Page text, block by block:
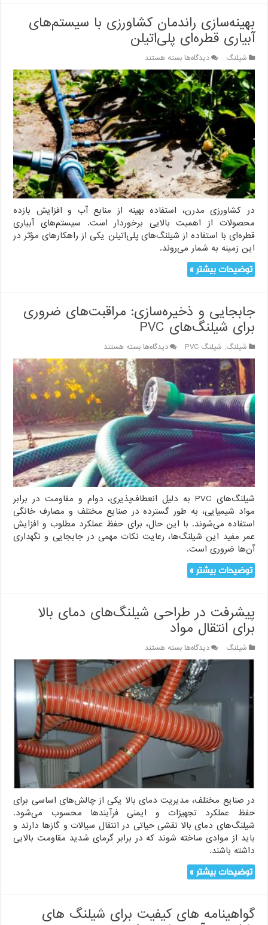
بهینه‌سازی راندمان کشاورزی با سیستم‌های
آبیاری قطره‌ای پلی‌اتیلن
شیلنگ دیدگاه‌هابرای
بهینه‌سازی
راندمان
کشاورزی
با
سیستم‌های
آبیاری
قطره‌ای
پلی‌اتیلن
بسته هستند
در کشاورزی مدرن، استفاده بهینه از منابع آب و افزایش بازده
محصولات از اهمیت بالایی برخوردار است. سیستم‌های آبیاری
قطره‌ای با استفاده از شیلنگ‌های پلی‌اتیلن یکی از راهکارهای مؤثر در
این زمینه به شمار می‌روند.
توضیحات بیشتر »
جابجایی و ذخیره‌سازی: مراقبت‌های ضروری
برای شیلنگ‌های PVC
شیلنگ, شیلنگ PVC دیدگاه‌هابرای
جابجایی
و
ذخیره‌سازی:
مراقبت‌های
ضروری
برای
شیلنگ‌های
PVC
بسته هستند
شیلنگ‌های PVC به دلیل انعطاف‌پذیری، دوام و مقاومت در برابر
مواد شیمیایی، به طور گسترده در صنایع مختلف و مصارف خانگی
استفاده می‌شوند. با این حال، برای حفظ عملکرد مطلوب و افزایش
عمر مفید این شیلنگ‌ها، رعایت نکات مهمی در جابجایی و نگهداری
آن‌ها ضروری است.
توضیحات بیشتر »
پیشرفت در طراحی شیلنگ‌های دمای بالا
برای انتقال مواد
شیلنگ دیدگاه‌هابرای
پیشرفت
در
طراحی
شیلنگ‌های
دمای
بالا
برای
انتقال
مواد
بسته هستند
در صنایع مختلف، مدیریت دمای بالا یکی از چالش‌های اساسی برای
حفظ عملکرد تجهیزات و ایمنی فرآیندها محسوب می‌شود.
شیلنگ‌های دمای بالا نقشی حیاتی در انتقال سیالات و گازها دارند و
باید از موادی ساخته شوند که در برابر گرمای شدید مقاومت بالایی
داشته باشند.
توضیحات بیشتر »
گواهینامه های کیفیت برای شیلنگ های